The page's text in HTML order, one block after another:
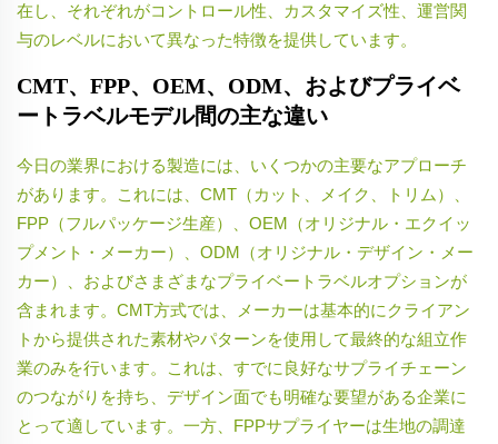
在し、それぞれがコントロール性、カスタマイズ性、運営関
与のレベルにおいて異なった特徴を提供しています。
CMT、FPP、OEM、ODM、およびプライベ
ートラベルモデル間の主な違い
今日の業界における製造には、いくつかの主要なアプローチ
があります。これには、CMT（カット、メイク、トリム）、
FPP（フルパッケージ生産）、OEM（オリジナル・エクイッ
プメント・メーカー）、ODM（オリジナル・デザイン・メー
カー）、およびさまざまなプライベートラベルオプションが
含まれます。CMT方式では、メーカーは基本的にクライアン
トから提供された素材やパターンを使用して最終的な組立作
業のみを行います。これは、すでに良好なサプライチェーン
のつながりを持ち、デザイン面でも明確な要望がある企業に
とって適しています。一方、FPPサプライヤーは生地の調達